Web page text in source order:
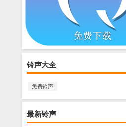
铃声大全
免费铃声
最新铃声